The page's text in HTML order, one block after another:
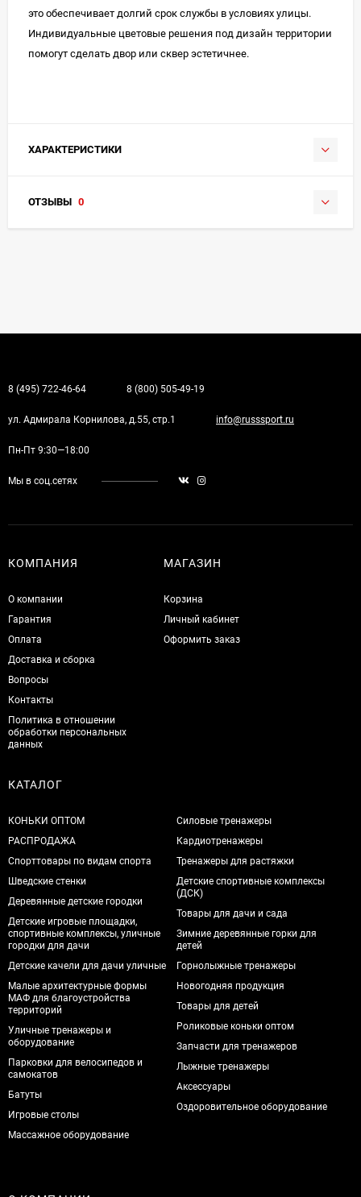
это обеспечивает долгий срок службы в условиях улицы.
Индивидуальные цветовые решения под дизайн территории
помогут сделать двор или сквер эстетичнее.
ХАРАКТЕРИСТИКИ
ОТЗЫВЫ 0
8 (495) 722-46-64 8 (800) 505-49-19
ул. Адмирала Корнилова, д.55, стр.1 info@russsport.ru
Пн-Пт 9:30—18:00
Мы в соц.сетях
КОМПАНИЯ
О компании
Гарантия
Оплата
Доставка и сборка
Вопросы
Контакты
Политика в отношении
обработки персональных
данных
МАГАЗИН
Корзина
Личный кабинет
Оформить заказ
КАТАЛОГ
КОНЬКИ ОПТОМ
РАСПРОДАЖА
Спорттовары по видам спорта
Шведские стенки
Деревянные детские городки
Детские игровые площадки,
спортивные комплексы, уличные
городки для дачи
Детские качели для дачи уличные
Малые архитектурные формы
МАФ для благоустройства
территорий
Уличные тренажеры и
оборудование
Парковки для велосипедов и
самокатов
Батуты
Игровые столы
Массажное оборудование
Силовые тренажеры
Кардиотренажеры
Тренажеры для растяжки
Детские спортивные комплексы
(ДСК)
Товары для дачи и сада
Зимние деревянные горки для
детей
Горнолыжные тренажеры
Новогодняя продукция
Товары для детей
Роликовые коньки оптом
Запчасти для тренажеров
Лыжные тренажеры
Аксессуары
Оздоровительное оборудование